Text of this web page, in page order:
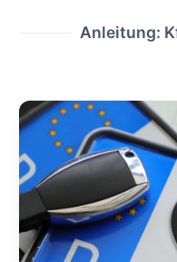
Anleitung: